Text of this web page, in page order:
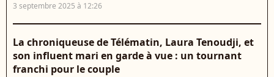
3 septembre 2025 à 12:26
La chroniqueuse de Télématin, Laura Tenoudji, et
son influent mari en garde à vue : un tournant
franchi pour le couple